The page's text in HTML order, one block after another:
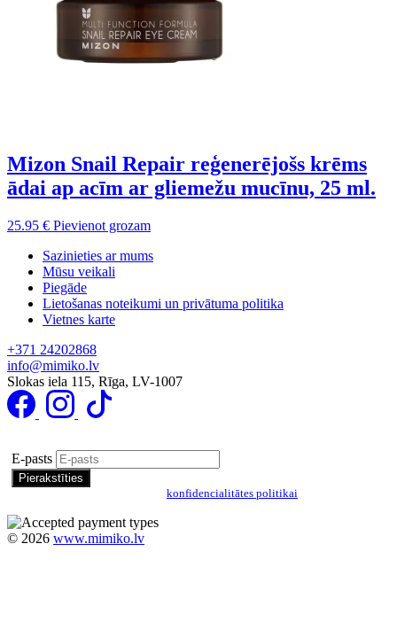
Mizon Snail Repair reģenerējošs krēms
ādai ap acīm ar gliemežu mucīnu, 25 ml.
25.95 € Pievienot grozam
Sazinieties ar mums
Mūsu veikali
Piegāde
Lietošanas noteikumi un privātuma politika
Vietnes karte
+371 24202868
info@mimiko.lv
Slokas iela 115, Rīga, LV-1007
E-pasts
konfidencialitātes politikai
© 2026 www.mimiko.lv